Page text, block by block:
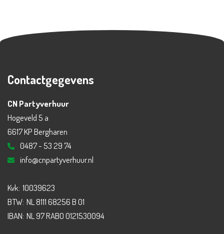
Contactgegevens
CN Partyverhuur
Hogeveld 5 a
6617 KP Bergharen
0487 - 53 29 74
info@cnpartyverhuur.nl
Kvk: 10039623
BTW: NL 8111 68256 B 01
IBAN: NL 97 RABO 0121530094